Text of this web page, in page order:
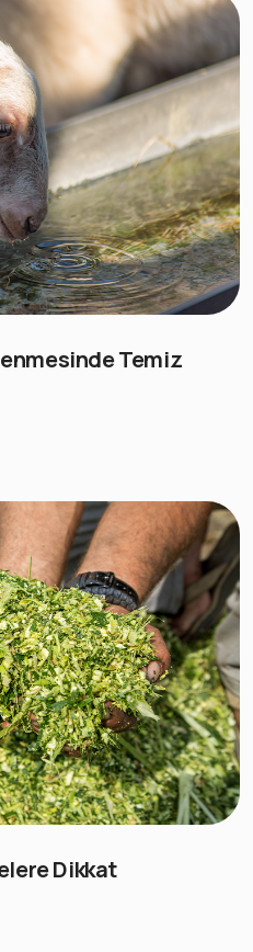
Temiz
Dikkat